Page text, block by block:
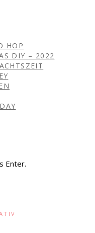
HOP
DIY – 2022
Enter.